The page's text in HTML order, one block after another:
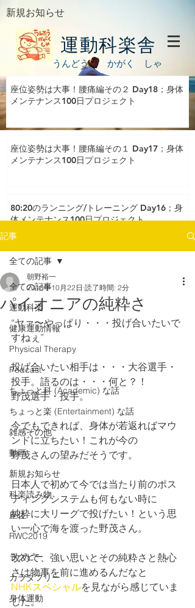
新規お知らせ
運動科楽舎
うんどう かがく しゃ
座位姿勢は大事！腰痛編その２ Day18；身体
メンテナンス100日プロジェクト
座位姿勢は大事！腰痛編その１ Day17；身体
メンテナンス100日プロジェクト
80:20のランニング/トレーニング Day16；身
体メンテナンス100日プロジェクト
記事
全ての記事
運動科楽
健康運動情報
Physical Therapy
Podcast
ちょっと科 (Academic) な話
ちょっと楽 (Entertainment) な話
雑感その他
動画
新規お知らせ
科楽読み物
座位
RWC2019
ラグビー
カラダフリー
身体運動
全ての記事
パイオニアの純粋さ
朝野裕一
2018年10月22日 読了時間: 2分
“ヤァ〜やっぱり・・・投げ合いたいで
すねぇ”
投げ合いたい相手は・・・大谷選手・
投手。語るのは・・・何と？！
野茂選手・投手。
今でもできれば、身体が若返ればマウ
ンドに立ちたい！これが今の
野茂さんの望みだそうです。
日本人で初めて今では当たり前のポス
ティングシステムも何もない時に
純粋に大リーグで投げたい！という思
い一心で海を渡った野茂さん。
改めて、強い思いとその純粋さと熱心
さは物事を前に進めるんだなと
NHKスペシャルを見ながら感じていま
した。